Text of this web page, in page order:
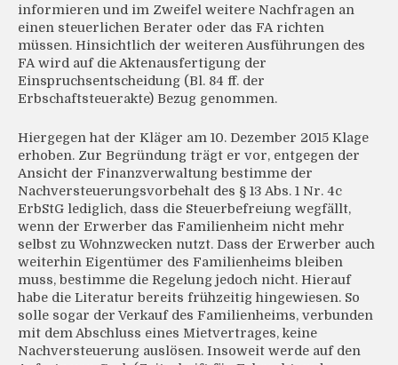
informieren und im Zweifel weitere Nachfragen an
einen steuerlichen Berater oder das FA richten
müssen. Hinsichtlich der weiteren Ausführungen des
FA wird auf die Aktenausfertigung der
Einspruchsentscheidung (Bl. 84 ff. der
Erbschaftsteuerakte) Bezug genommen.
Hiergegen hat der Kläger am 10. Dezember 2015 Klage
erhoben. Zur Begründung trägt er vor, entgegen der
Ansicht der Finanzverwaltung bestimme der
Nachversteuerungsvorbehalt des § 13 Abs. 1 Nr. 4c
ErbStG lediglich, dass die Steuerbefreiung wegfällt,
wenn der Erwerber das Familienheim nicht mehr
selbst zu Wohnzwecken nutzt. Dass der Erwerber auch
weiterhin Eigentümer des Familienheims bleiben
muss, bestimme die Regelung jedoch nicht. Hierauf
habe die Literatur bereits frühzeitig hingewiesen. So
solle sogar der Verkauf des Familienheims, verbunden
mit dem Abschluss eines Mietvertrages, keine
Nachversteuerung auslösen. Insoweit werde auf den